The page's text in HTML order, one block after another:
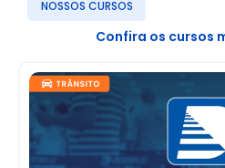
NOSSOS CURSOS
Confira os cursos